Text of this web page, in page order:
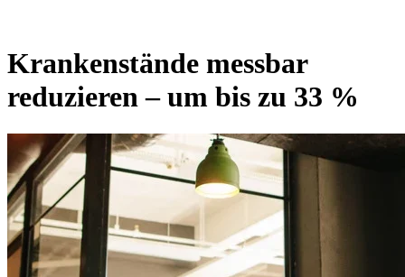
Krankenstände messbar
reduzieren– um bis zu 33 %